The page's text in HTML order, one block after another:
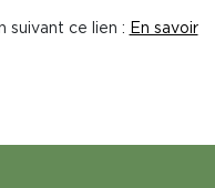
suivant ce lien : En savoir